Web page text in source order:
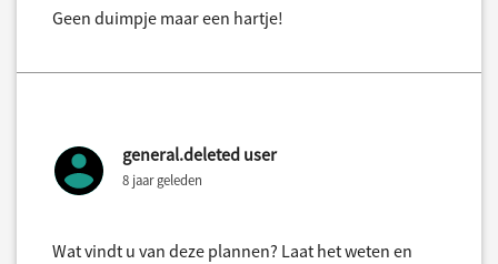
Geen duimpje maar een hartje!
general.deleted user
8 jaar geleden
Wat vindt u van deze plannen? Laat het weten en